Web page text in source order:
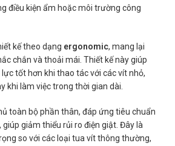
điều kiện ẩm hoặc môi trường công
kế theo dạng ergonomic, mang lại
chắn và thoải mái. Thiết kế này giúp
tốt hơn khi thao tác với các vít nhỏ,
khi làm việc trong thời gian dài.
toàn bộ phần thân, đáp ứng tiêu chuẩn
giảm thiểu rủi ro điện giật. Đây là
so với các loại tua vít thông thường,